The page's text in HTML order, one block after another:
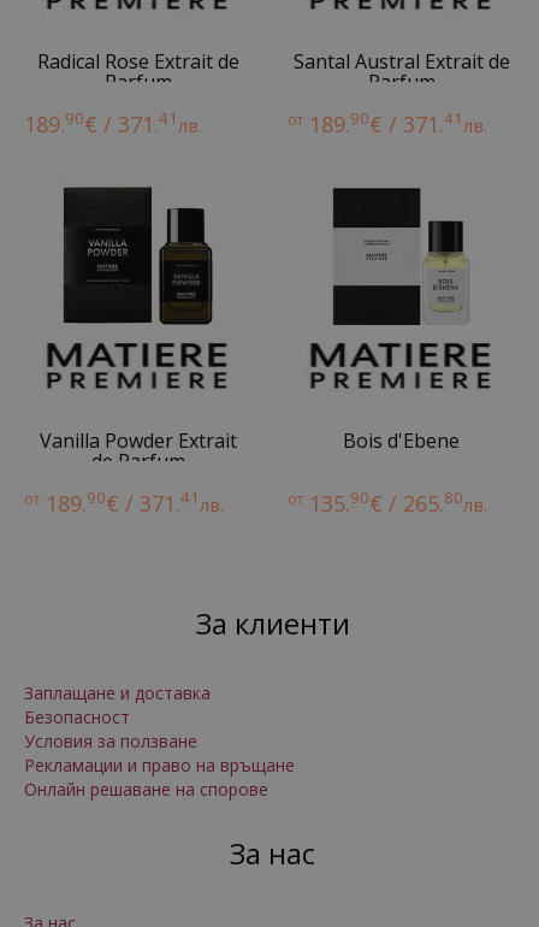
Radical Rose Extrait de
Parfum
189.90€ / 371.41лв.
Santal Austral Extrait de
Parfum
от 189.90€ / 371.41лв.
Vanilla Powder Extrait
de Parfum
от 189.90€ / 371.41лв.
Bois d'Ebene
от 135.90€ / 265.80лв.
За клиенти
Заплащане и доставка
Безопасност
Условия за ползване
Рекламации и право на връщане
Онлайн решаване на спорове
За нас